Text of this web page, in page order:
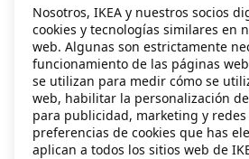
Nosotros, IKEA y nuestros socios
cookies y tecnologías similares en
web. Algunas son estrictamente
funcionamiento de las páginas
se utilizan para medir cómo se
web, habilitar la personalización
para publicidad, marketing y redes
preferencias de cookies que has
aplican a todos los sitios web de